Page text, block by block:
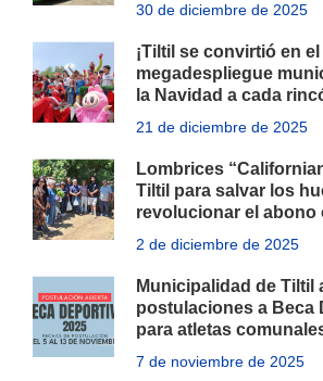
30 de diciembre de 2025
¡Tiltil se convirtió en
megadespliegue
la Navidad a cada
21 de diciembre de 2025
Lombrices
Tiltil para salvar los
revolucionar el abono
2 de diciembre de 2025
Municipalidad de Tiltil
postulaciones a Beca
para atletas
7 de noviembre de 2025